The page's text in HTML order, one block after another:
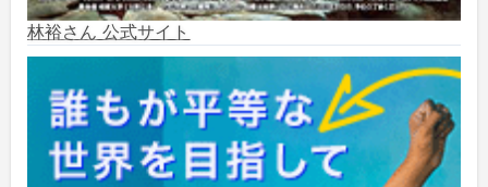
2024年6月 (6)
2024年5月 (4)
2024年2月 (1)
林裕さん 公式サイト